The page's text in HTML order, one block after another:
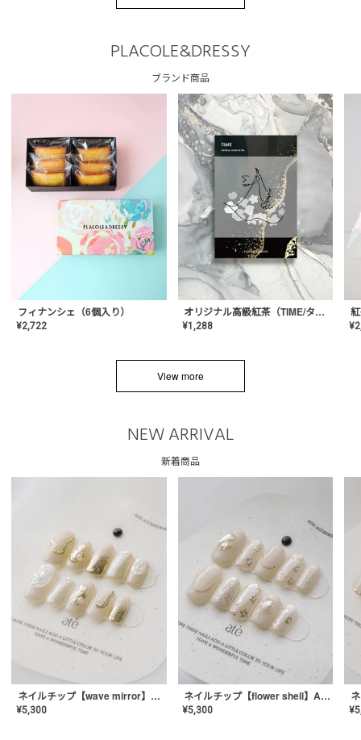
PLACOLE&DRESSY
ブランド商品
フィナンシェ（6個入り）
¥2,722
オリジナル高級紅茶（TIME/タイム）【ギフト/プチギフト/プレゼント/内祝い/結婚式/オリジナル配合/高品質/ハーブティー/茶葉/記念日/お返し/手土産/美容/おしゃれ】
¥1,288 ¥
View more
NEW ARRIVAL
新着商品
ネイルチップ【wave mirror】AE-CONA-04
¥5,300
ネイルチップ【flower shell】AE-CONA-03
¥5,300 ¥